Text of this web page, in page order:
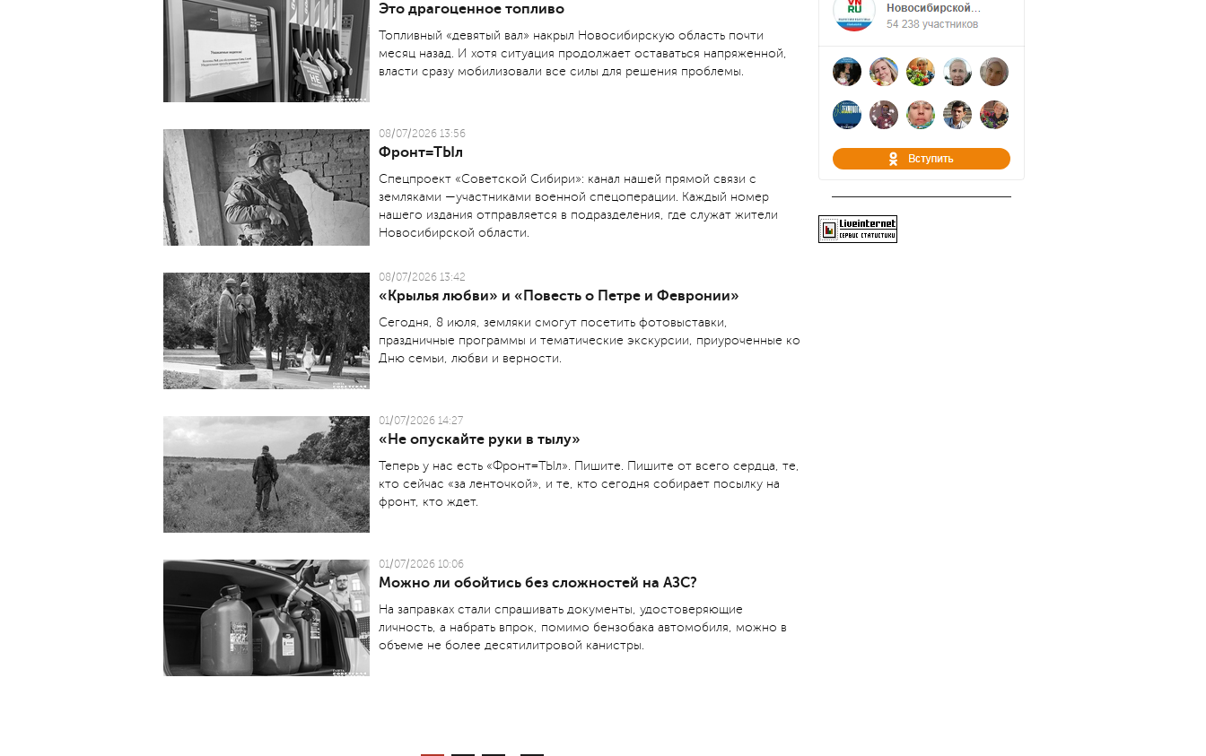
Это драгоценное топливо
Топливный «девятый вал» накрыл Новосибирскую область почти
месяц назад. И хотя ситуация продолжает оставаться напряженной,
власти сразу мобилизовали все силы для решения проблемы.
08/07/2026 13:56
Фронт=ТЫл
Спецпроект «Советской Сибири»: канал нашей прямой связи с
земляками —участниками военной спецоперации. Каждый номер
нашего издания отправляется в подразделения, где служат жители
Новосибирской области.
08/07/2026 13:42
«Крылья любви» и «Повесть о Петре и Февронии»
Сегодня, 8 июля, земляки смогут посетить фотовыставки,
праздничные программы и тематические экскурсии, приуроченные ко
Дню семьи, любви и верности.
01/07/2026 14:27
«Не опускайте руки в тылу»
Теперь у нас есть «Фронт=ТЫл». Пишите. Пишите от всего сердца, те,
кто сейчас «за ленточкой», и те, кто сегодня собирает посылку на
фронт, кто ждет.
01/07/2026 10:06
Можно ли обойтись без сложностей на АЗС?
На заправках стали спрашивать документы, удостоверяющие
личность, а набрать впрок, помимо бензобака автомобиля, можно в
объеме не более десятилитровой канистры.